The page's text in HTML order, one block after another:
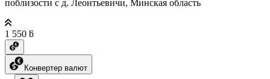
поблизости с д. Леонтьевичи, Минская область
1 550 ƃ
Конвертер валют